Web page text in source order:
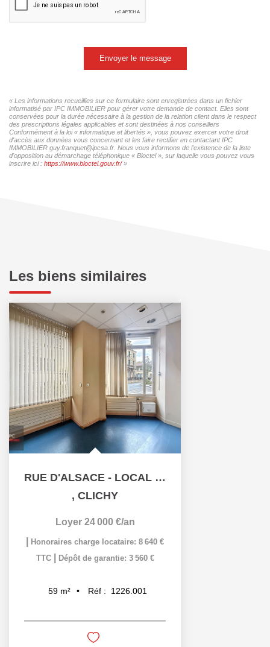
Envoyer le message
« Les informations recueillies sur ce formulaire sont enregistrées dans un fichier
informatisé par IPC IMMOBILIER pour gérer votre demande de contact. Elles sont
conservées pour la durée nécessaire à la gestion de la relation client dans le respect
des prescriptions légales applicables et sont destinées à nos conseillers
Conformément à la loi « informatique et libertés », vous pouvez exercer votre droit
d'accès aux données vous concernant et les faire rectifier en contactant IPC
IMMOBILIER guy.franquet@ipcsa.fr. Nous vous informons de l'existence de la liste
d'opposition au démarchage téléphonique « Bloctel », sur laquelle vous pouvez vous
inscrire ici : https://www.bloctel.gouv.fr/»
Les biens similaires
RUE D'ALSACE - LOCAL COMMERCIAL/BUREAUX - 59M²
, CLICHY
Loyer 24 000 €/an
Honoraires charge locataire: 8 640 €
TTC
Dépôt de garantie: 3 560 €
59 m² Réf : 1226.001